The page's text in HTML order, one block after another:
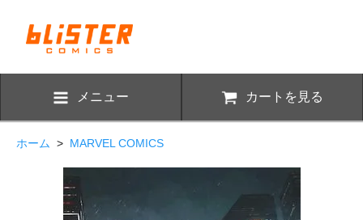
メニュー カートを見る
ホーム > MARVEL COMICS